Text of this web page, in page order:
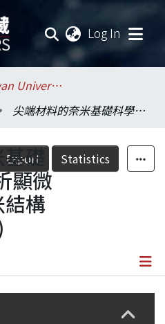
Log In
.National Taiwan University / 國立臺灣大學
尖端材料的奈米基礎科學研究-高解析顯微術及低微度奈米結構(子計畫五)(1/4)
Export Statistics
礎
顯微
構